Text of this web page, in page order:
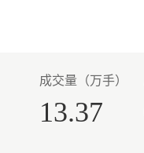
成交量（万手）
13.37